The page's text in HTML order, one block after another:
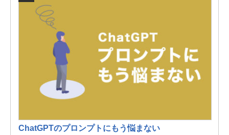
ChatGPTのプロンプトにもう悩まない